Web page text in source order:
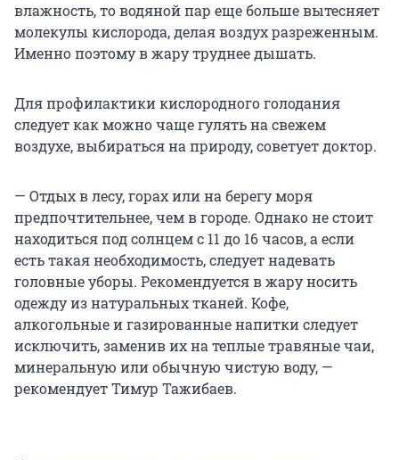
влажность, то водяной пар еще больше вытесняет
молекулы кислорода, делая воздух разреженным.
Именно поэтому в жару труднее дышать.
Для профилактики кислородного голодания
следует как можно чаще гулять на свежем
воздухе, выбираться на природу, советует доктор.
— Отдых в лесу, горах или на берегу моря
предпочтительнее, чем в городе. Однако не стоит
находиться под солнцем с 11 до 16 часов, а если
есть такая необходимость, следует надевать
головные уборы. Рекомендуется в жару носить
одежду из натуральных тканей. Кофе,
алкогольные и газированные напитки следует
исключить, заменив их на теплые травяные чаи,
минеральную или обычную чистую воду, —
рекомендует Тимур Тажибаев.